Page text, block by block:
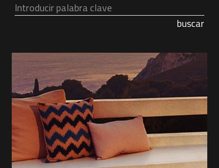
buscar